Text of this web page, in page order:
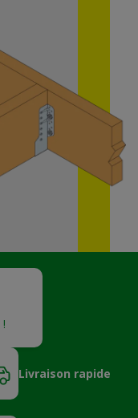
!
Livraison rapide